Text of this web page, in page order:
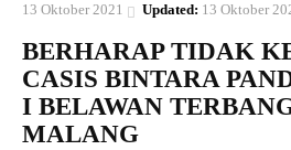
13 Oktober 2021 Updated: 13 Oktober
BERHARAP TIDAK
CASIS BINTARA
I BELAWAN
MALANG